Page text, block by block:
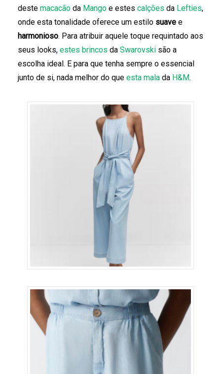
deste macacãoda Mangoe estes calções da Lefties,
onde esta tonalidade oferece um estilo suavee
harmonioso. Para atribuir aquele toque requintado aos
seus looks, estes brincos da Swarovskisão a
escolha ideal. E para que tenha sempre o essencial
junto de si, nada melhor do que esta malada H&M.